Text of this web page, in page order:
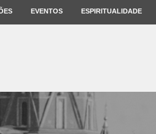
EVENTOS ESPIRITUALIDADE